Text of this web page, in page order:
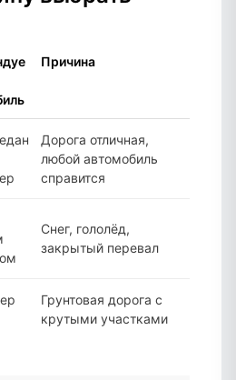
Причина
Дорога отличная,
любой автомобиль
справится
Снег, гололёд,
закрытый перевал
Грунтовая дорога с
крутыми участками